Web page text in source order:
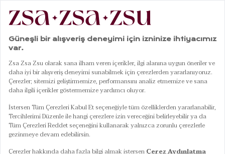
Anasayfa|Giyim| Üst Giyim|Yelek|Tarabya Triko Yelek - Pembe
Tarabya Triko Yelek - Pembe
10 Ağustos Pazartesi Kargoda
Renkler PEMBE